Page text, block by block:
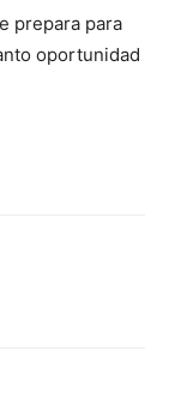
prepara para
oportunidad